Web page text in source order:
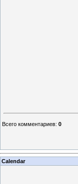
Всего комментариев: 0
Calendar